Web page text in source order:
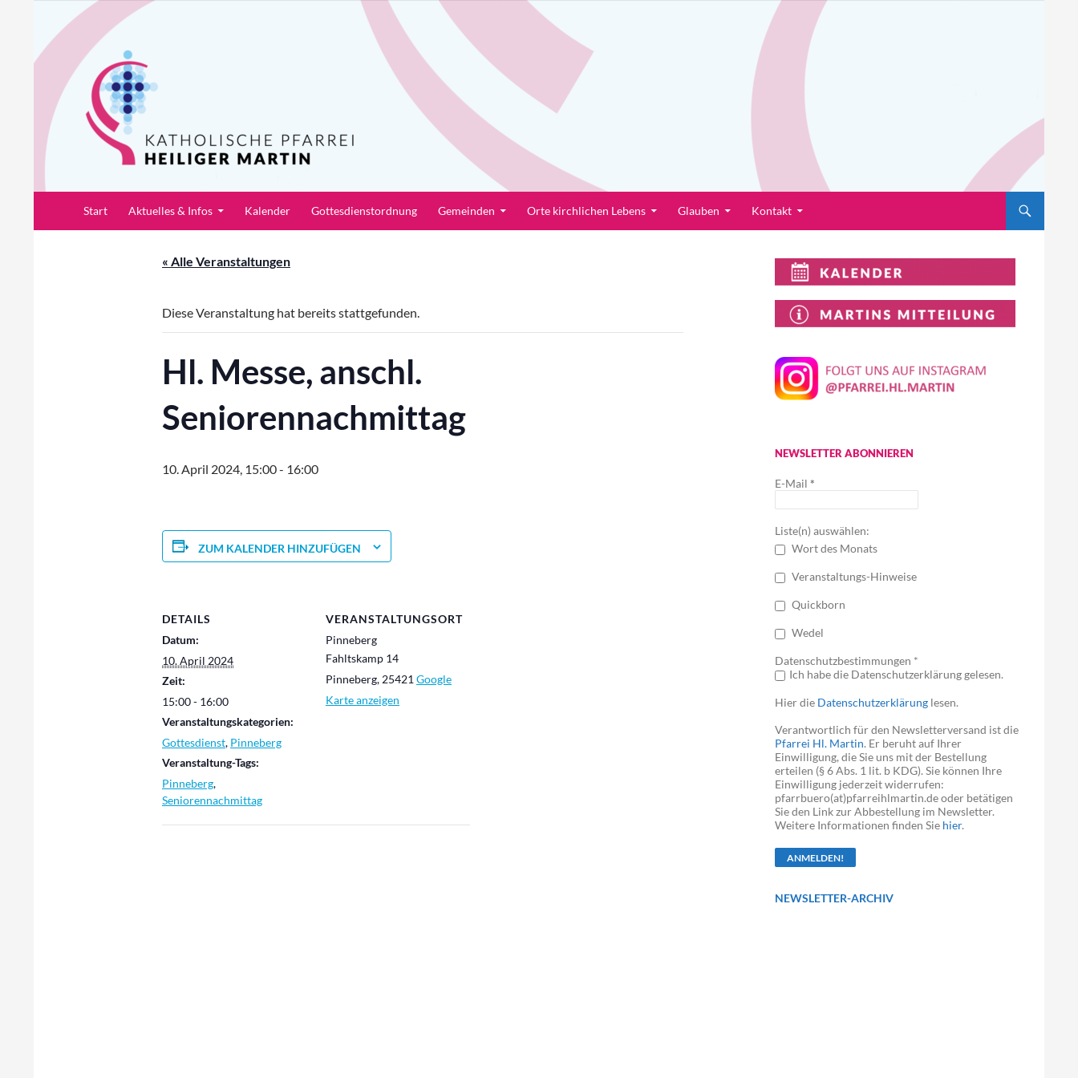
springen
Pfarrei Heiliger Martin
Start Aktuelles & Infos Kalender Gottesdienstordnung Gemeinden Orte kirchlichen Lebens Glauben Kontakt
« Alle Veranstaltungen
Diese Veranstaltung hat bereits stattgefunden.
Hl. Messe, anschl.
Seniorennachmittag
10. April 2024, 15:00- 16:00
ZUM KALENDER HINZUFÜGEN
DETAILS
Datum:
10. April 2024
Zeit:
15:00 - 16:00
Veranstaltungskategorien:
Gottesdienst, Pinneberg
Veranstaltung-Tags:
Pinneberg,
Seniorennachmittag
VERANSTALTUNGSORT
Pinneberg
Fahltskamp 14
Pinneberg, 25421 Google
Karte anzeigen
NEWSLETTER ABONNIEREN
E-Mail *
Liste(n) auswählen:
Wort des Monats
Veranstaltungs-Hinweise
Quickborn
Wedel
Datenschutzbestimmungen *
Ich habe die Datenschutzerklärung gelesen.
Hier die Datenschutzerklärung lesen.
Verantwortlich für den Newsletterversand ist die
Pfarrei Hl. Martin. Er beruht auf Ihrer
Einwilligung, die Sie uns mit der Bestellung
erteilen (§ 6 Abs. 1 lit. b KDG). Sie können Ihre
Einwilligung jederzeit widerrufen:
pfarrbuero(at)pfarreihlmartin.de oder betätigen
Sie den Link zur Abbestellung im Newsletter.
Weitere Informationen finden Sie hier.
NEWSLETTER-ARCHIV